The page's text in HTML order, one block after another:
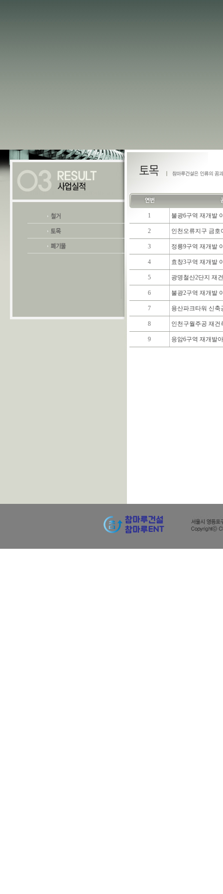
1 불광6구역 재개발
2 인천오류지구 금호
3 정릉9구역 재개발
4 효창3구역 재개발
5 광명철산2단지 재
6 불광2구역 재개발
7 용산파크타워 신축
8 인천구월주공 재건
9 응암6구역 재개발